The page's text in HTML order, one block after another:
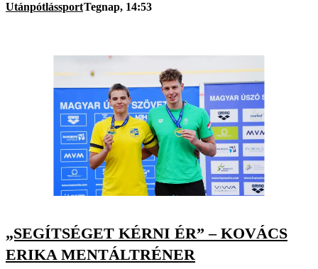
UtánpótlássportTegnap, 14:53
„SEGÍTSÉGET KÉRNI ÉR” – KOVÁCS
ERIKA MENTÁLTRÉNER